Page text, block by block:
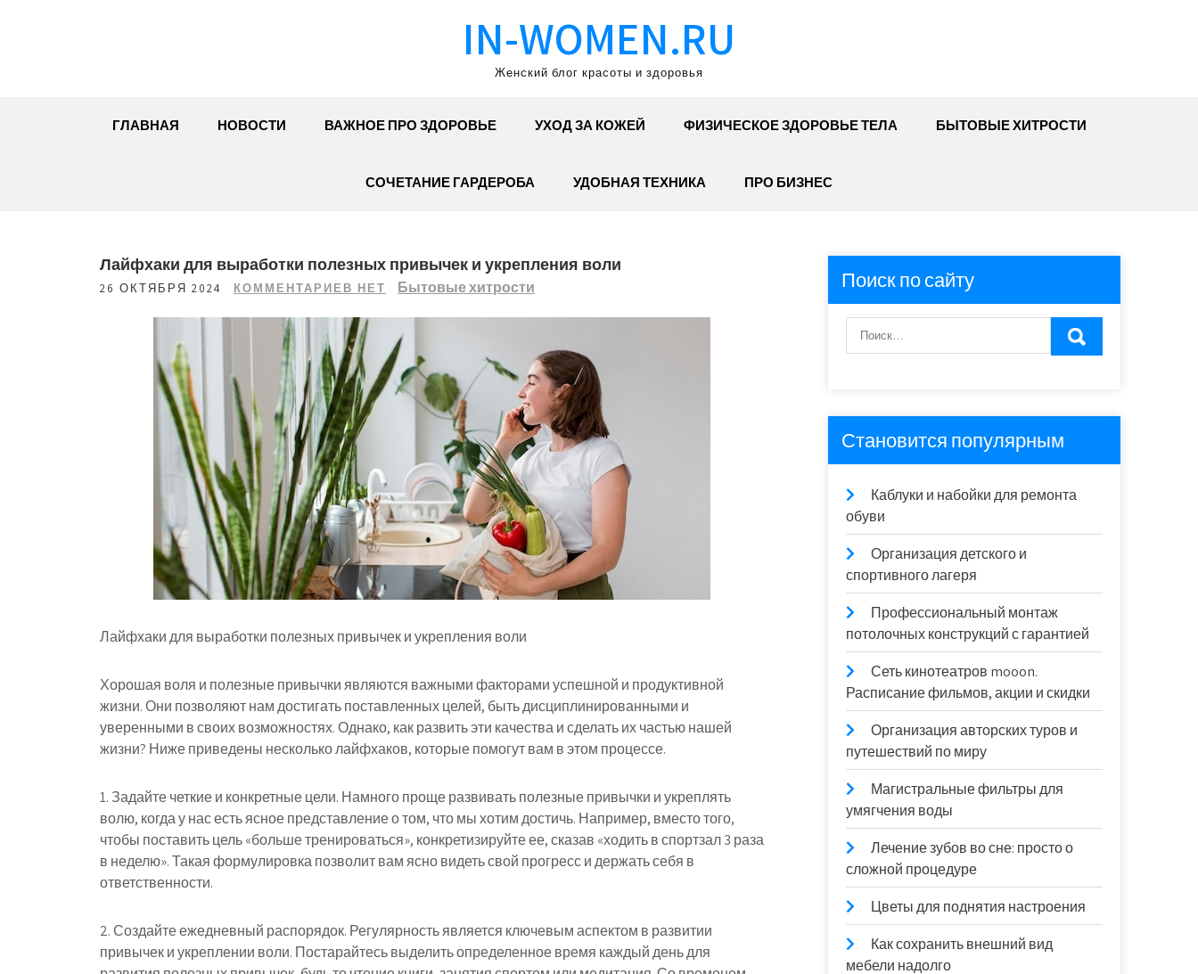
IN-WOMEN.RU
Женский блог красоты и здоровья
ГЛАВНАЯ НОВОСТИ ВАЖНОЕ ПРО ЗДОРОВЬЕ УХОД ЗА КОЖЕЙ ФИЗИЧЕСКОЕ ЗДОРОВЬЕ ТЕЛА БЫТОВЫЕ ХИТРОСТИ
СОЧЕТАНИЕ ГАРДЕРОБА УДОБНАЯ ТЕХНИКА ПРО БИЗНЕС
Лайфхаки для выработки полезных привычек и укрепления воли
26 ОКТЯБРЯ 2024 КОММЕНТАРИЕВ НЕТ Бытовые хитрости
Лайфхаки для выработки полезных привычек и укрепления воли
Хорошая воля и полезные привычки являются важными факторами успешной и продуктивной
жизни. Они позволяют нам достигать поставленных целей, быть дисциплинированными и
уверенными в своих возможностях. Однако, как развить эти качества и сделать их частью нашей
жизни? Ниже приведены несколько лайфхаков, которые помогут вам в этом процессе.
1. Задайте четкие и конкретные цели. Намного проще развивать полезные привычки и укреплять
волю, когда у нас есть ясное представление о том, что мы хотим достичь. Например, вместо того,
чтобы поставить цель «больше тренироваться», конкретизируйте ее, сказав «ходить в спортзал 3 раза
в неделю». Такая формулировка позволит вам ясно видеть свой прогресс и держать себя в
ответственности.
2. Создайте ежедневный распорядок. Регулярность является ключевым аспектом в развитии
привычек и укреплении воли. Постарайтесь выделить определенное время каждый день для
Поиск по сайту
Становится популярным
Каблуки и набойки для ремонта
обуви
Организация детского и
спортивного лагеря
Профессиональный монтаж
потолочных конструкций с гарантией
Сеть кинотеатров mooon.
Расписание фильмов, акции и скидки
Организация авторских туров и
путешествий по миру
Магистральные фильтры для
умягчения воды
Лечение зубов во сне: просто о
сложной процедуре
Цветы для поднятия настроения
Как сохранить внешний вид
мебели надолго